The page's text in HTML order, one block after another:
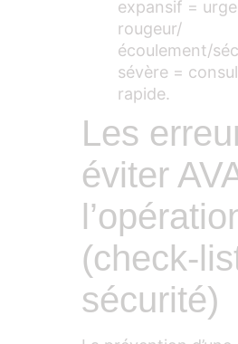
expansif =
rougeur/
écoulement/
sévère =
rapide.
Les
éviter
(check-
sécurité)